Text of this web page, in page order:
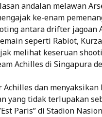
andalan melawan
ke-enam
antara drifter jagoan
seperti Rabiot,
melihat keseruan
Achilles di Singapura
dan
yang tidak terlupakan
Paris” di Stadion